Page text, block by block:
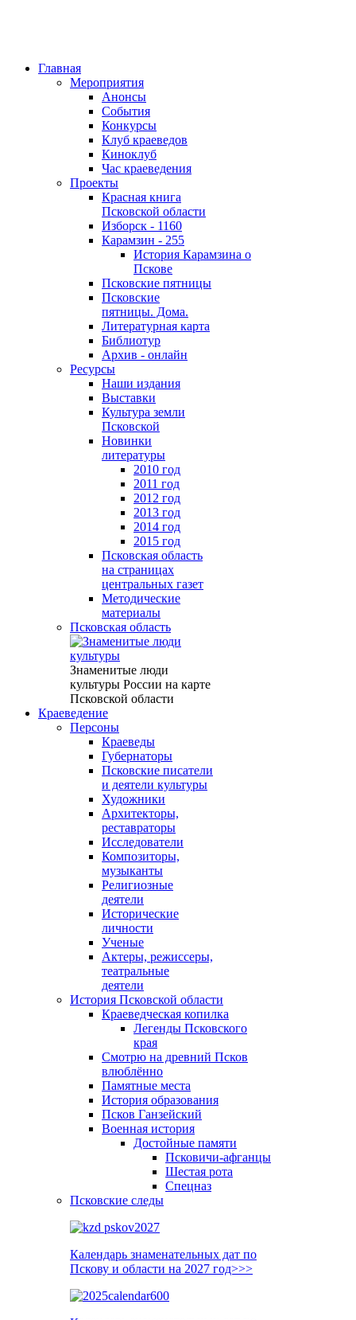
Главная
Мероприятия
Анонсы
События
Конкурсы
Клуб краеведов
Киноклуб
Час краеведения
Проекты
Красная книга
Псковской области
Изборск - 1160
Карамзин - 255
История Карамзина о
Пскове
Псковские пятницы
Псковские
пятницы. Дома.
Литературная карта
Библиотур
Архив - онлайн
Ресурсы
Наши издания
Выставки
Культура земли
Псковской
Новинки
литературы
2010 год
2011 год
2012 год
2013 год
2014 год
2015 год
Псковская область
на страницах
центральных газет
Методические
материалы
Псковская область
Знаменитые люди
культуры России на карте
Псковской области
Краеведение
Персоны
Краеведы
Губернаторы
Псковские писатели
и деятели культуры
Художники
Архитекторы,
реставраторы
Исследователи
Композиторы,
музыканты
Религиозные
деятели
Исторические
личности
Ученые
Актеры, режиссеры,
театральные
деятели
История Псковской области
Краеведческая копилка
Легенды Псковского
края
Смотрю на древний Псков
влюблённо
Памятные места
История образования
Псков Ганзейский
Военная история
Достойные памяти
Псковичи-афганцы
Шестая рота
Спецназ
Псковские следы
Календарь знаменательных дат по
Пскову и области на 2027 год>>>